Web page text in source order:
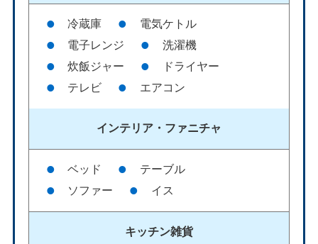
冷蔵庫
電気ケトル
電子レンジ
洗濯機
炊飯ジャー
ドライヤー
テレビ
エアコン
インテリア・ ファニチャ
ベッド
テーブル
ソファー
イス
キッチン雑貨